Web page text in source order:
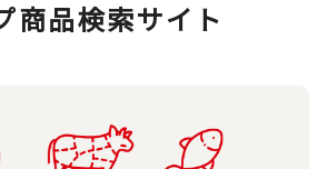
商品検索サイト